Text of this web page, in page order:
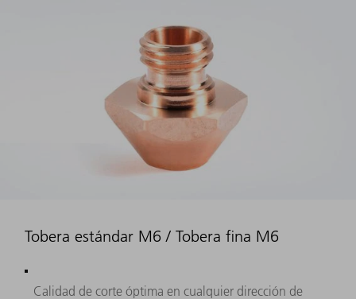
Tobera estándar M6 / Tobera fina M6
Calidad de corte óptima en cualquier dirección de